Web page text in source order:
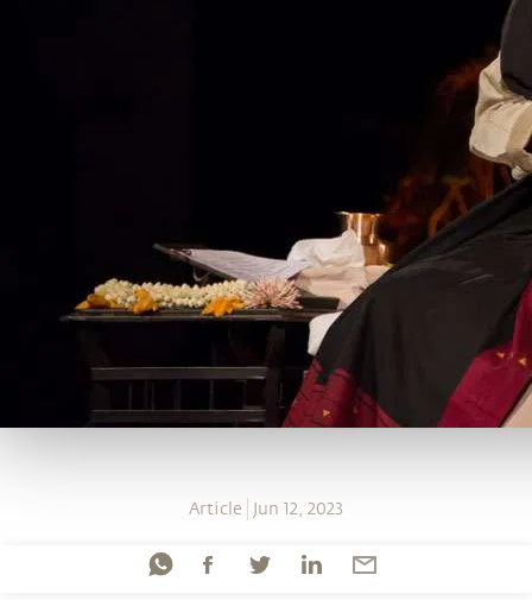
Article Jun 12, 2023